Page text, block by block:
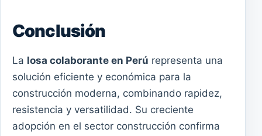
Conclusión
La losa colaborante en Perú representa una
solución eficiente y económica para la
construcción moderna, combinando rapidez,
resistencia y versatilidad. Su creciente
adopción en el sector construcción confirma